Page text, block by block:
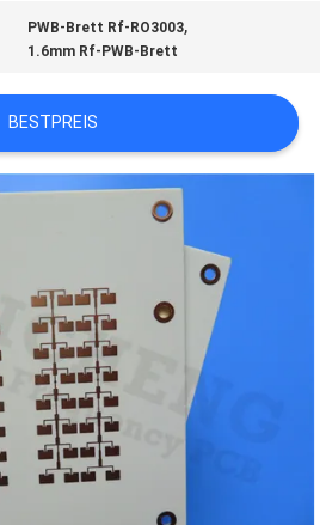
PWB-Brett Rf-RO3003,
1.6mm Rf-PWB-Brett
BESTPREIS